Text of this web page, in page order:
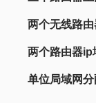
两个无线路
两个路由器ip
单位局域网